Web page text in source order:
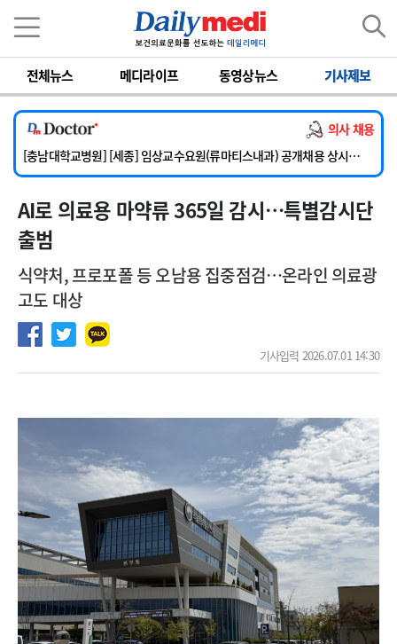
전체뉴스 메디라이프 동영상뉴스 기사제보
의사 채용
[단국대학교병원] 임상전담교원 및 전임의 초빙
[해운대부민병원] [해운대] 2026년 하반기 인턴 모집
[서울아산병원] 건강증진센터 소화기파트 건진교수 초빙
[충남대학교병원] [세종] 임상교수요원(류마티스내과) 공개채용 상시모집
[이대서울병원] 정형외과 일반의 초빙
[단국대학교병원] 임상전담교원 및 전임의 초빙
[해운대부민병원] [해운대] 2026년 하반기 인턴 모집
AI로 의료용 마약류 365일 감시…특별감시단
출범
식약처, 프로포폴 등 오남용 집중점검…온라인 의료광
고도 대상
기사입력 2026.07.01 14:30